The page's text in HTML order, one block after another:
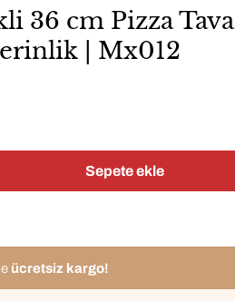
36 cm Pizza
| Mx012
Sepete ekle
ücretsiz kargo!